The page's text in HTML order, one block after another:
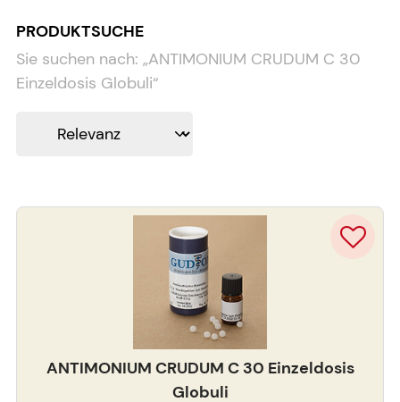
PRODUKTSUCHE
Sie suchen nach: „ANTIMONIUM CRUDUM C 30
Einzeldosis Globuli“
ANTIMONIUM CRUDUM C 30 Einzeldosis
Globuli